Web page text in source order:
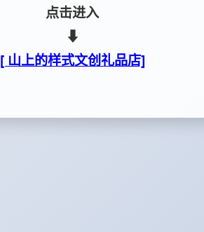
点击进入
⬇
[ 山上的样式文创礼品店]